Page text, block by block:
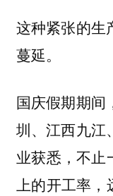
这种紧张的生
蔓延。
国庆假期期间
圳、江西九江
业获悉，不止
上的开工率，